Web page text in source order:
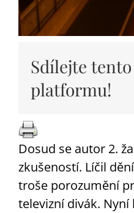
Sdílejte
platformu!
Dosud se autor 2.
zkušeností. Líčil
troše porozumění
televizní divák.